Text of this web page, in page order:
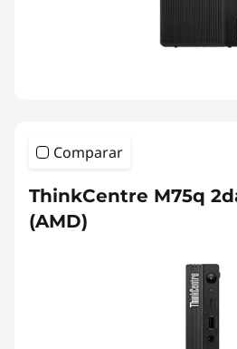
Comparar
ThinkCentre M75q
(AMD)